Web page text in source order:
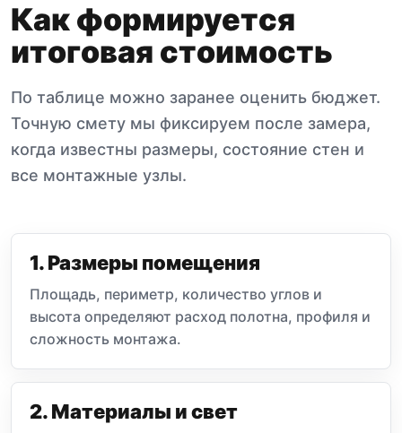
Как формируется
итоговая стоимость
По таблице можно заранее оценить бюджет.
Точную смету мы фиксируем после замера,
когда известны размеры, состояние стен и
все монтажные узлы.
1. Размеры помещения
Площадь, периметр, количество углов и
высота определяют расход полотна, профиля и
сложность монтажа.
2. Материалы и свет